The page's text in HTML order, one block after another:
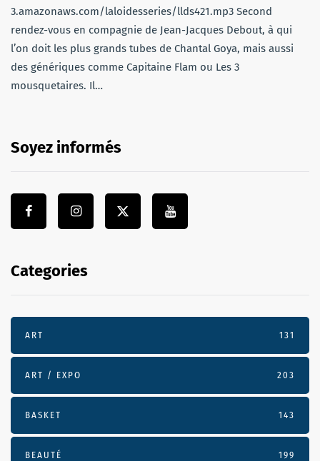
3.amazonaws.com/laloidesseries/llds421.mp3 Second
rendez-vous en compagnie de Jean-Jacques Debout, à qui
l’on doit les plus grands tubes de Chantal Goya, mais aussi
des génériques comme Capitaine Flam ou Les 3
mousquetaires. Il…
Soyez informés
Categories
ART 131
ART / EXPO 203
BASKET 143
BEAUTÉ 199